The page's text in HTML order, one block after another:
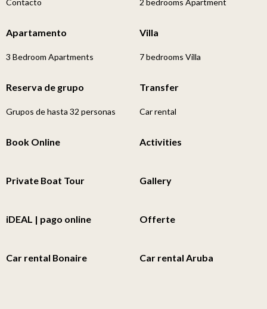
Contacto 2 bedrooms Apartment
Apartamento
3 Bedroom Apartments
Villa
7 bedrooms Villa
Reserva de grupo
Grupos de hasta 32 personas
Transfer
Car rental
Book Online Activities
Private Boat Tour Gallery
iDEAL | pago online Offerte
Car rental Bonaire Car rental Aruba